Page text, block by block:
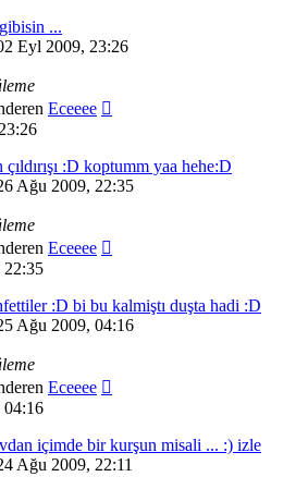
...
Eyl 2009, 23:26
Eceeee
çıldırışı :D koptumm yaa hehe:D
Ağu 2009, 22:35
Eceeee
22:35
:D bi bu kalmiştı duşta hadi :D
Ağu 2009, 04:16
Eceeee
04:16
içimde bir kurşun misali ... :) izle
Ağu 2009, 22:11